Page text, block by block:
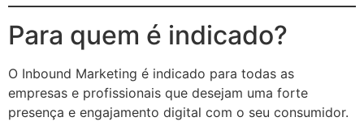
Para quem é indicado?
O Inbound Marketing é indicado para todas as
empresas e profissionais que desejam uma forte
presença e engajamento digital com o seu consumidor.